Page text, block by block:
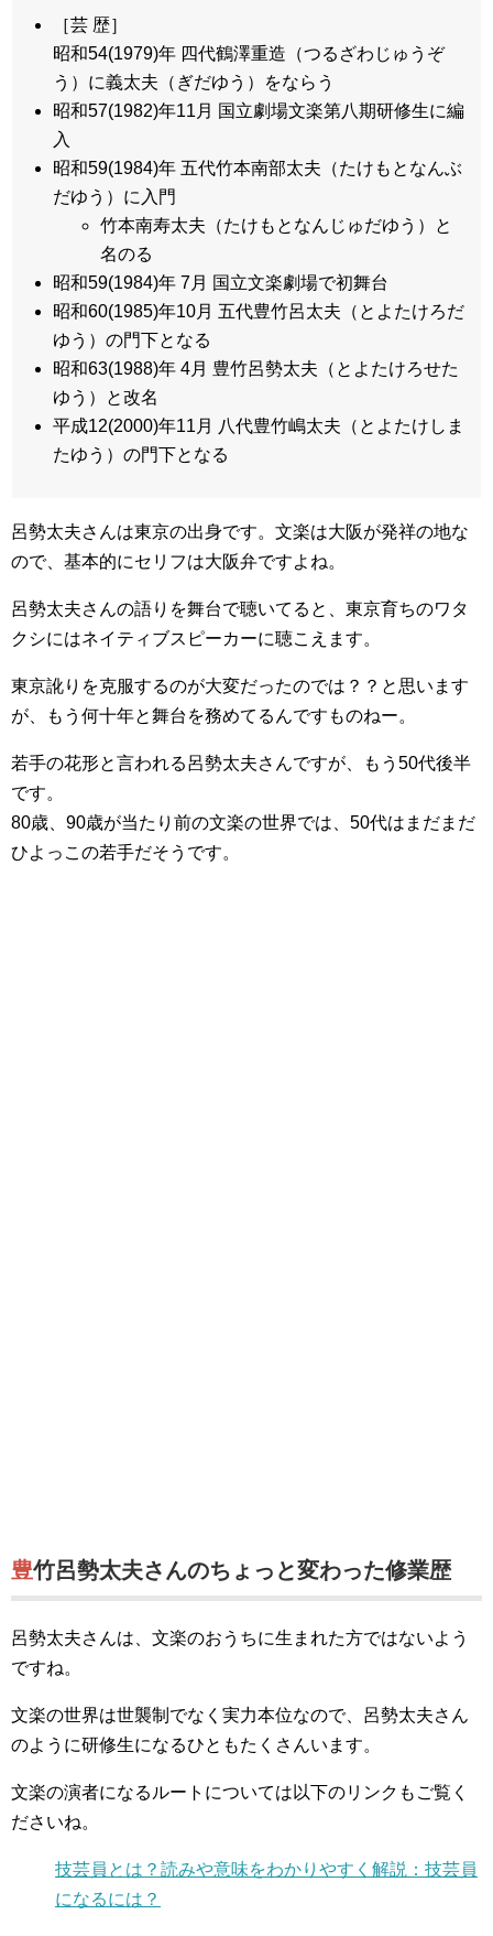
［芸 歴］
昭和54(1979)年 四代鶴澤重造（つるざわじゅうぞ
う）に義太夫（ぎだゆう）をならう
昭和57(1982)年11月 国立劇場文楽第八期研修生に編
入
昭和59(1984)年 五代竹本南部太夫（たけもとなんぶ
だゆう）に入門
竹本南寿太夫（たけもとなんじゅだゆう）と
名のる
昭和59(1984)年 7月 国立文楽劇場で初舞台
昭和60(1985)年10月 五代豊竹呂太夫（とよたけろだ
ゆう）の門下となる
昭和63(1988)年 4月 豊竹呂勢太夫（とよたけろせた
ゆう）と改名
平成12(2000)年11月 八代豊竹嶋太夫（とよたけしま
たゆう）の門下となる
呂勢太夫さんは東京の出身です。文楽は大阪が発祥の地な
ので、基本的にセリフは大阪弁ですよね。
呂勢太夫さんの語りを舞台で聴いてると、東京育ちのワタ
クシにはネイティブスピーカーに聴こえます。
東京訛りを克服するのが大変だったのでは？？と思います
が、もう何十年と舞台を務めてるんですものねー。
若手の花形と言われる呂勢太夫さんですが、もう50代後半
です。
80歳、90歳が当たり前の文楽の世界では、50代はまだまだ
ひよっこの若手だそうです。
豊竹呂勢太夫さんのちょっと変わった修業歴
呂勢太夫さんは、文楽のおうちに生まれた方ではないよう
ですね。
文楽の世界は世襲制でなく実力本位なので、呂勢太夫さん
のように研修生になるひともたくさんいます。
文楽の演者になるルートについては以下のリンクもご覧く
ださいね。
技芸員とは？読みや意味をわかりやすく解説：技芸員
になるには？